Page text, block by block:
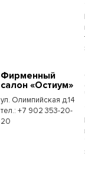
Фирменный
салон «Остиум»
ул. Олимпийская д.14
тел.: +7 902 353-20-
20